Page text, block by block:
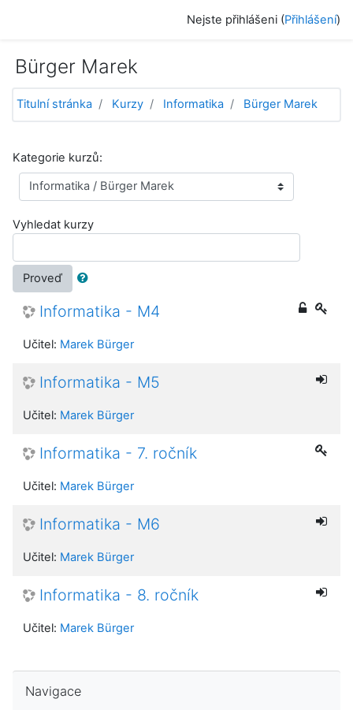
Nejste přihlášeni (Přihlášení)
Bürger Marek
Titulní stránka Kurzy Informatika Bürger Marek
Kategorie kurzů:
Vyhledat kurzy
Proveď
Informatika - M4
Učitel: Marek Bürger
Informatika - M5
Učitel: Marek Bürger
Informatika - 7. ročník
Učitel: Marek Bürger
Informatika - M6
Učitel: Marek Bürger
Informatika - 8. ročník
Učitel: Marek Bürger
Navigace